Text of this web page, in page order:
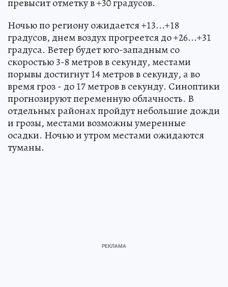
превысит отметку в +30 градусов.
Ночью по региону ожидается +13...+18
градусов, днем воздух прогреется до +26...+31
градуса. Ветер будет юго-западным со
скоростью 3-8 метров в секунду, местами
порывы достигнут 14 метров в секунду, а во
время гроз - до 17 метров в секунду. Синоптики
прогнозируют переменную облачность. В
отдельных районах пройдут небольшие дожди
и грозы, местами возможны умеренные
осадки. Ночью и утром местами ожидаются
туманы.